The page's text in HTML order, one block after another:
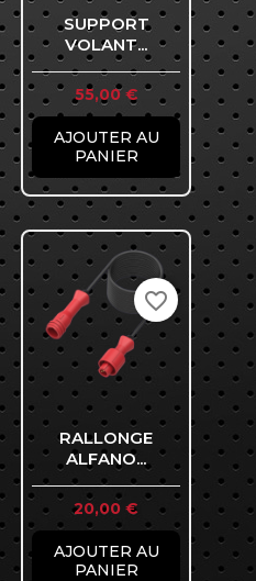
SUPPORT
VOLANT...
Prix
55,00 €
AJOUTER AU
PANIER
RALLONGE
ALFANO...
Prix
20,00 €
AJOUTER AU
PANIER
favorite_border